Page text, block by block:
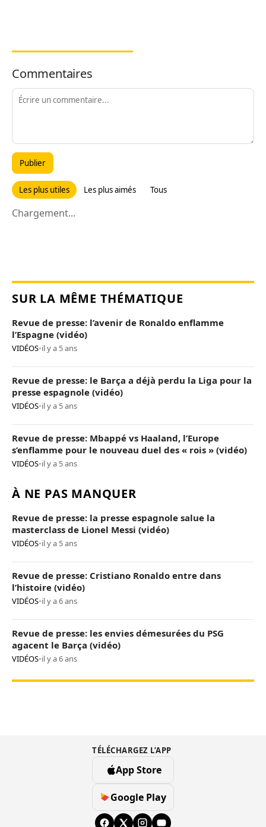
Commentaires
Publier
Les plus utiles Les plus aimés Tous
Chargement...
SUR LA MÊME THÉMATIQUE
Revue de presse: l’avenir de Ronaldo enflamme
l’Espagne (vidéo)
VIDÉOS•il y a 5 ans
Revue de presse: le Barça a déjà perdu la Liga pour la
presse espagnole (vidéo)
VIDÉOS•il y a 5 ans
Revue de presse: Mbappé vs Haaland, l’Europe
s’enflamme pour le nouveau duel des « rois » (vidéo)
VIDÉOS•il y a 5 ans
À NE PAS MANQUER
Revue de presse: la presse espagnole salue la
masterclass de Lionel Messi (vidéo)
VIDÉOS•il y a 5 ans
Revue de presse: Cristiano Ronaldo entre dans
l’histoire (vidéo)
VIDÉOS•il y a 6 ans
Revue de presse: les envies démesurées du PSG
agacent le Barça (vidéo)
VIDÉOS•il y a 6 ans
TÉLÉCHARGEZ L’APP
App Store
Google Play